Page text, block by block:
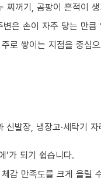
찌꺼기, 곰팡이 흔적이
은 손이 자주 닿는 만큼
로 쌓이는 지점을 중심
발장, 냉장고·세탁기
’가 되기 쉽습니다.
감 만족도를 크게 올릴